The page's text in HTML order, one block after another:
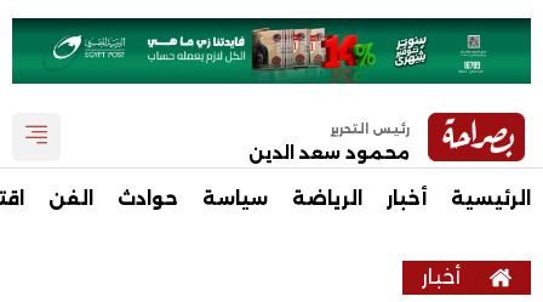
رئيس التحرير
محمود سعد الدين
الرئيسية أخبار الرياضة سياسة حوادث الفن
أخبار